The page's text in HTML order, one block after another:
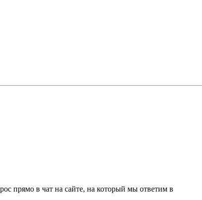
прямо в чат на сайте, на который мы ответим в